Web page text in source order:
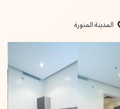
المدينة المنورة